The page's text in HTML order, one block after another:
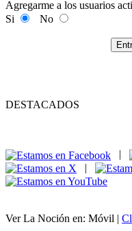
Agregarme a los usuarios
Si
No
DESTACADOS
|
Ver La Noción en: Móvil |